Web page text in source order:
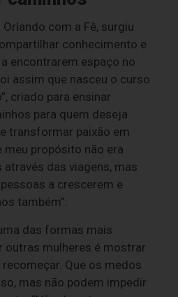
com a Fê, surgiu
conhecimento e
encontrarem espaço no
assim que nasceu o curso
criado para ensinar
para quem deseja
transformar paixão em
meu propósito não era
das viagens, mas
a crescerem e
também”.
das formas mais
outras mulheres é mostrar
Que os medos
mas não podem impedir